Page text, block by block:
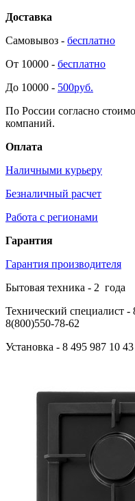
Доставка
Самовывоз - бесплатно
От 10000 - бесплатно
До 10000 - 500руб.
По России согласно
компаний.
Оплата
Наличными курьеру
Безналичный расчет
Работа с регионами
Гарантия
Гарантия производителя
Бытовая техника - 2 года
Технический специалист -
8(800)550-78-62
Установка - 8 495 987 10 43